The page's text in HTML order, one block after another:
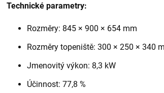
Technické parametry:
Rozměry: 845 × 900 × 654 mm
Rozměry topeniště: 300 × 250 × 340
Jmenovitý výkon: 8,3 kW
Účinnost: 77,8 %